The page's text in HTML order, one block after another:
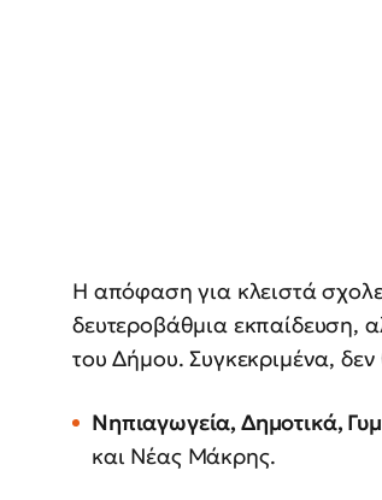
Η απόφαση για κλειστά
δευτεροβάθμια εκπαίδευση,
του Δήμου. Συγκεκριμένα,
Νηπιαγωγεία, Δημοτικά,
και Νέας Μάκρης.